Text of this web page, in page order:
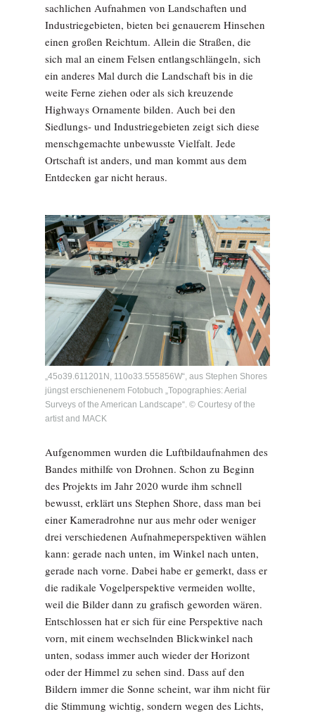
sachlichen Aufnahmen von Landschaften und
Industriegebieten, bieten bei genauerem Hinsehen
einen großen Reichtum. Allein die Straßen, die
sich mal an einem Felsen entlangschlängeln, sich
ein anderes Mal durch die Landschaft bis in die
weite Ferne ziehen oder als sich kreuzende
Highways Ornamente bilden. Auch bei den
Siedlungs- und Industriegebieten zeigt sich diese
menschgemachte unbewusste Vielfalt. Jede
Ortschaft ist anders, und man kommt aus dem
Entdecken gar nicht heraus.
„45o39.611201N, 110o33.555856W“, aus Stephen Shores
jüngst erschienenem Fotobuch „Topographies: Aerial
Surveys of the American Landscape“. © Courtesy of the
artist and MACK
Aufgenommen wurden die Luftbildaufnahmen des
Bandes mithilfe von Drohnen. Schon zu Beginn
des Projekts im Jahr 2020 wurde ihm schnell
bewusst, erklärt uns Stephen Shore, dass man bei
einer Kameradrohne nur aus mehr oder weniger
drei verschiedenen Aufnahmeperspektiven wählen
kann: gerade nach unten, im Winkel nach unten,
gerade nach vorne. Dabei habe er gemerkt, dass er
die radikale Vogelperspektive vermeiden wollte,
weil die Bilder dann zu grafisch geworden wären.
Entschlossen hat er sich für eine Perspektive nach
vorn, mit einem wechselnden Blickwinkel nach
unten, sodass immer auch wieder der Horizont
oder der Himmel zu sehen sind. Dass auf den
Bildern immer die Sonne scheint, war ihm nicht für
die Stimmung wichtig, sondern wegen des Lichts,